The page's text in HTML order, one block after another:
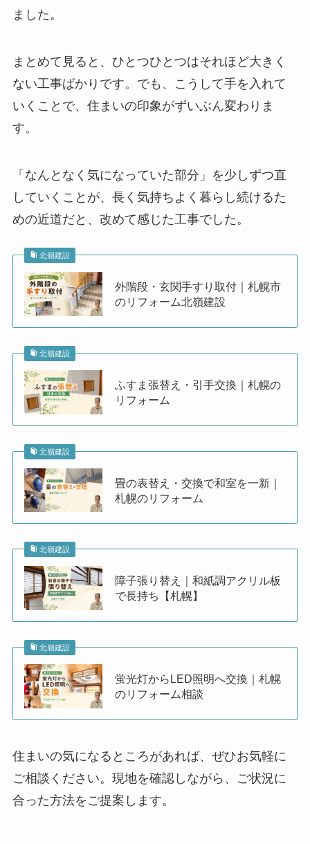
ました。
まとめて見ると、ひとつひとつはそれほど大きく
ない工事ばかりです。でも、こうして手を入れて
いくことで、住まいの印象がずいぶん変わりま
す。
「なんとなく気になっていた部分」を少しずつ直
していくことが、長く気持ちよく暮らし続けるた
めの近道だと、改めて感じた工事でした。
北嶺建設
外階段・玄関手すり取付｜札幌市
のリフォーム北嶺建設
北嶺建設
ふすま張替え・引手交換｜札幌の
リフォーム
北嶺建設
畳の表替え・交換で和室を一新｜
札幌のリフォーム
北嶺建設
障子張り替え｜和紙調アクリル板
で長持ち【札幌】
北嶺建設
蛍光灯からLED照明へ交換｜札幌
のリフォーム相談
住まいの気になるところがあれば、ぜひお気軽に
ご相談ください。現地を確認しながら、ご状況に
合った方法をご提案します。